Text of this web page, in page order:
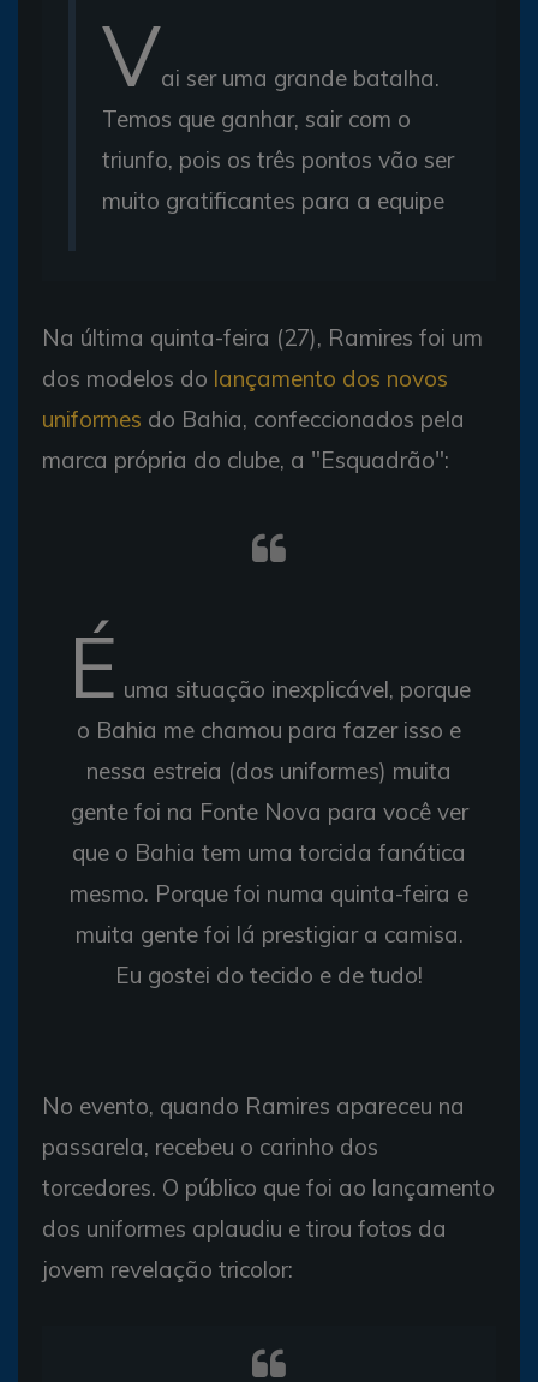
Vai ser uma grande batalha.
Temos que ganhar, sair com o
triunfo, pois os três pontos vão ser
muito gratificantes para a equipe
Na última quinta-feira (27), Ramires foi um
dos modelos do lançamento dos novos
uniformes do Bahia, confeccionados pela
marca própria do clube, a "Esquadrão":
É uma situação inexplicável, porque
o Bahia me chamou para fazer isso e
nessa estreia (dos uniformes) muita
gente foi na Fonte Nova para você ver
que o Bahia tem uma torcida fanática
mesmo. Porque foi numa quinta-feira e
muita gente foi lá prestigiar a camisa.
Eu gostei do tecido e de tudo!
No evento, quando Ramires apareceu na
passarela, recebeu o carinho dos
torcedores. O público que foi ao lançamento
dos uniformes aplaudiu e tirou fotos da
jovem revelação tricolor: